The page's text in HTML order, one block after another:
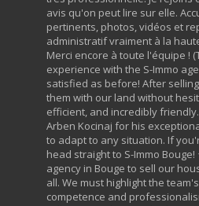
avis qu'on peut lire sur elle.
pertinents, photos, vidéos et
administratif vraiment à la
Merci encore à toute l'équipe !
experience with the S-Immo
satisfied as before! After
them with our land without
efficient, and incredibly
Arben Kocinaj for his
to adapt to any situation. If
head straight to S-Immo Bouge!
agency in Bouge to sell our
all. We must highlight the
competence and